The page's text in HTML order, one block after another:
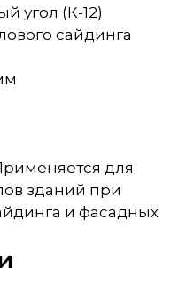
угол (К-12)
сайдинга
для
зданий при
и фасадных